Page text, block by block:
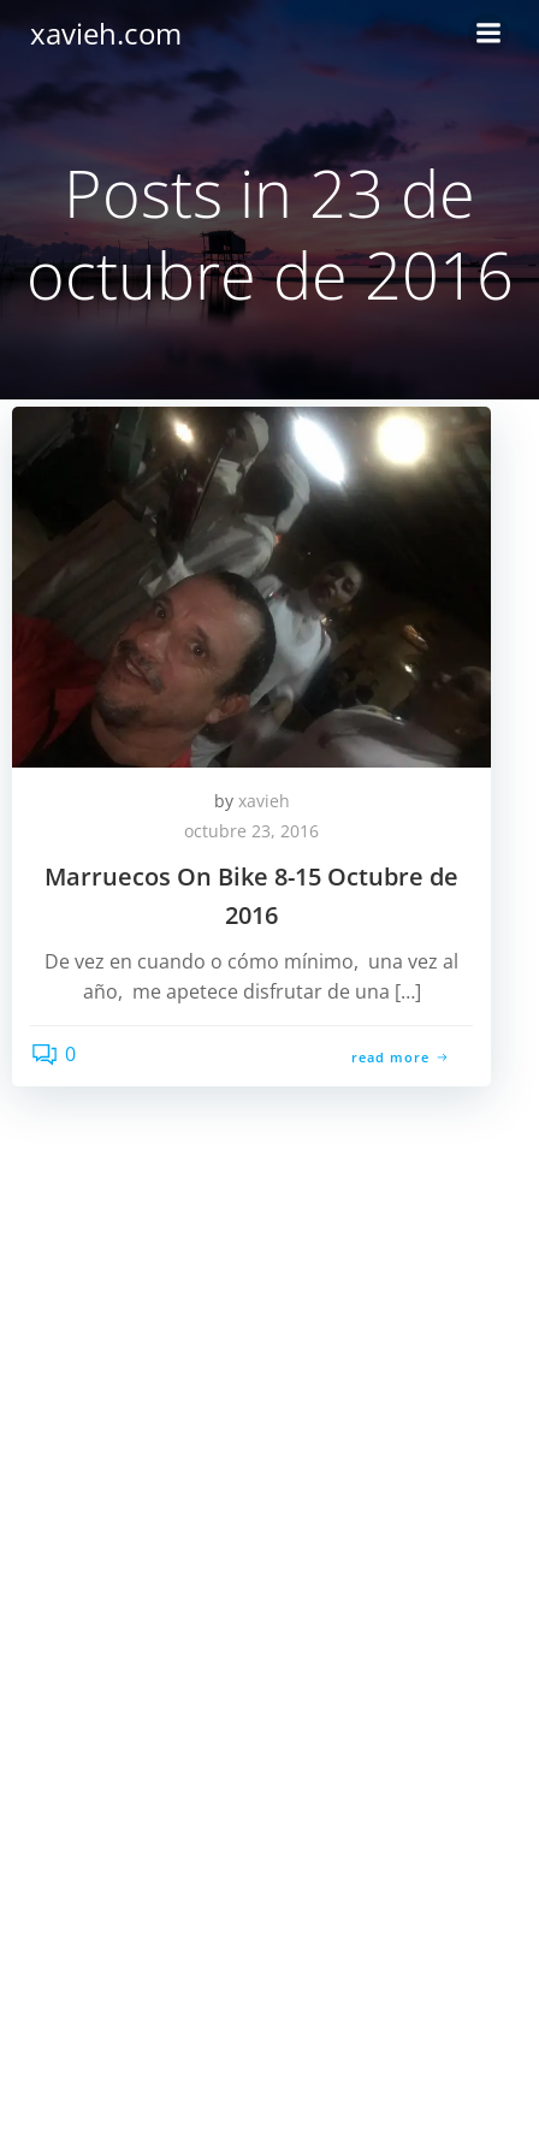
xavieh.com
Posts in 23 de
octubre de 2016
by xavieh
octubre 23, 2016
Marruecos On Bike 8-15 Octubre de
2016
De vez en cuando o cómo mínimo, una vez al
año, me apetece disfrutar de una […]
0 read more